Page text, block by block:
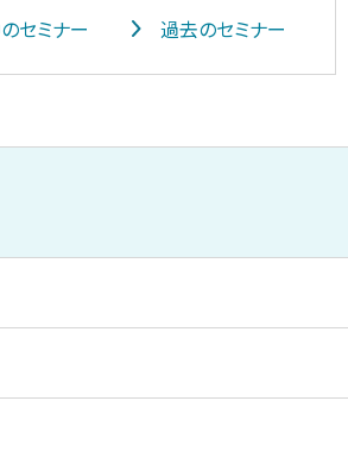
セミナー 過去のセミナー